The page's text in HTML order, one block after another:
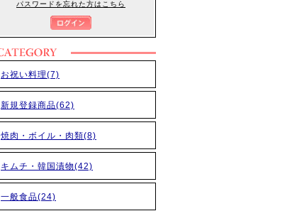
パスワードを忘れた方はこちら
お祝い料理(7)
新規登録商品(62)
焼肉・ボイル・肉類(8)
キムチ・韓国漬物(42)
一般食品(24)